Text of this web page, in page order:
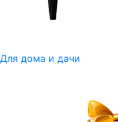
Для дома и дачи